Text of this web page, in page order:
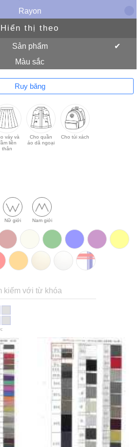
Rayon
Hiển thị theo
Sản phẩm
Màu sắc
Ruy băng
váy và
liền
thân
Cho quần
áo dã ngoại
Cho túi xách
Nữ giới Nam giới
kiếm với từ khóa